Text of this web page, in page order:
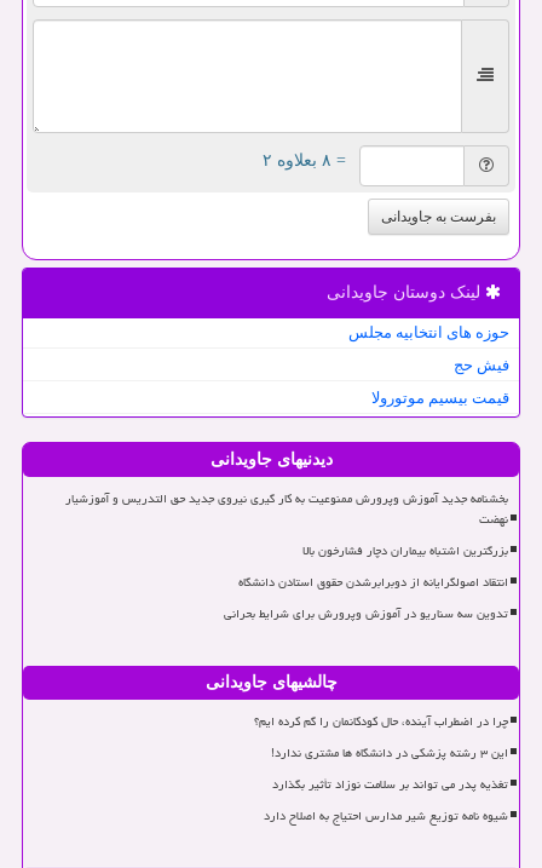
= ۸ بعلاوه ۲
بفرست به جاویدانی
لینک دوستان جاویدانی
حوزه های انتخابیه مجلس
فیش حج
قیمت بیسیم موتورولا
دیدنیهای جاویدانی
بخشنامه جدید آموزش وپرورش ممنوعیت به کار گیری نیروی جدید حق التدریس و آموزشیار
نهضت
بزرگترین اشتباه بیماران دچار فشارخون بالا
انتقاد اصولگرایانه از دوبرابرشدن حقوق استادن دانشگاه
تدوین سه سناریو در آموزش وپرورش برای شرایط بحرانی
چالشیهای جاویدانی
چرا در اضطراب آینده، حال کودکانمان را گم کرده ایم؟
این ۳ رشته پزشکی در دانشگاه ها مشتری ندارد!
تغذیه پدر می تواند بر سلامت نوزاد تأثیر بگذارد
شیوه نامه توزیع شیر مدارس احتیاج به اصلاح دارد